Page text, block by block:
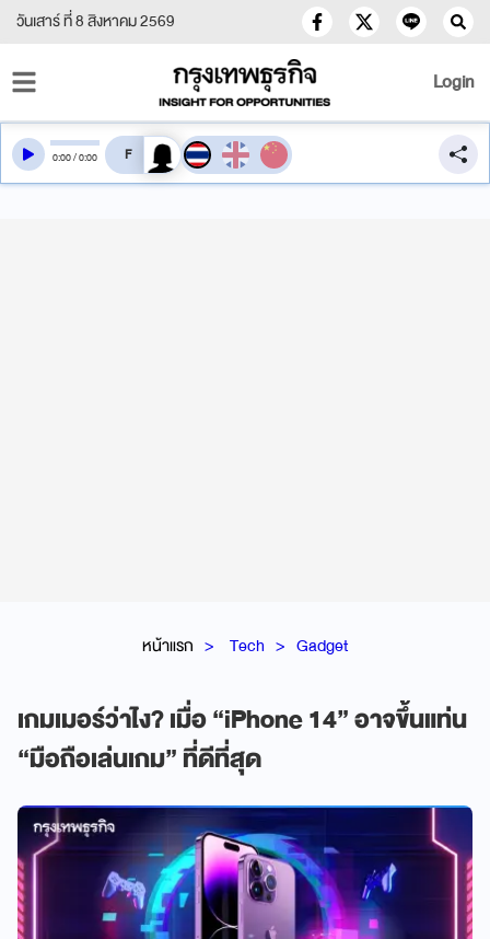
วันเสาร์ ที่ 8 สิงหาคม 2569
Login
หน้าแรก Tech Gadget
เกมเมอร์ว่าไง? เมื่อ “iPhone 14” อาจขึ้นแท่น
“มือถือเล่นเกม” ที่ดีที่สุด
0:00/0:00 สลับเสียงอ่าน